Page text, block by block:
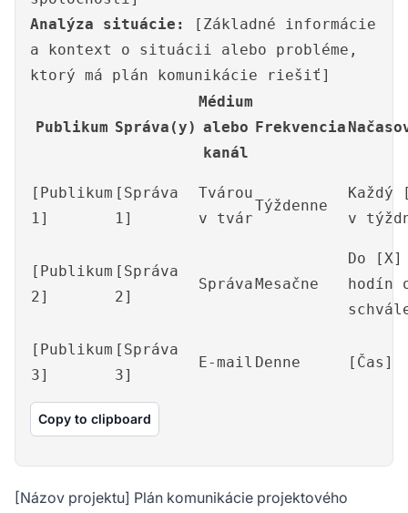
Analýza situácie:
[Základné informácie
a kontext o situácii alebo probléme,
ktorý má plán komunikácie riešiť]
Publikum Správa(y)
Médium
alebo
kanál
Frekvencia
[Publikum
1]
[Správa
1]
Tvárou
v tvár
Týždenne
Každý
v
[Publikum
2]
[Správa
2]
Správa Mesačne
Do [X]
hodín
[Publikum
3]
[Správa
3]
E-mail Denne [Čas]
Copy to clipboard
[Názov projektu] Plán komunikácie projektového